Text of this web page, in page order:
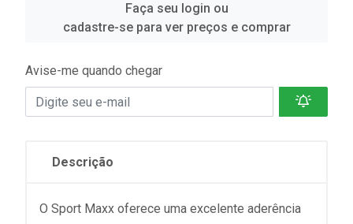
Faça seu login ou
cadastre-se para ver preços e comprar
Avise-me quando chegar
Descrição
O Sport Maxx oferece uma excelente aderência